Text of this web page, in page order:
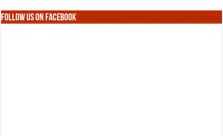
Follow us on Facebook